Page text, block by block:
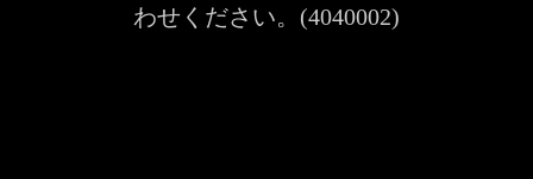
わせください。(4040002)